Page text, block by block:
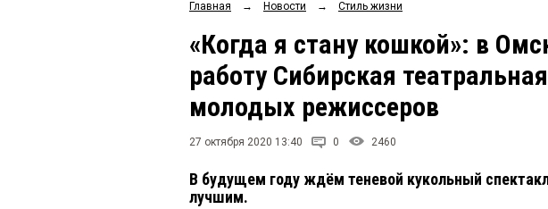
Главная → Новости → Стиль жизни
«Когда я стану кошкой»: в
работу Сибирская
молодых режиссеров
27 октября 2020 13:40 0 2460
В будущем году ждём теневой кукольный
лучшим.